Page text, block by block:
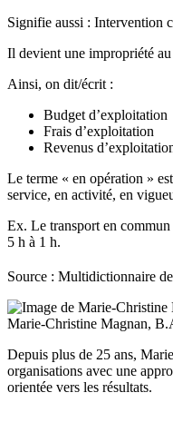
Signifie aussi : Intervention
Il devient une impropriété
Ainsi, on dit/écrit :
Budget d’exploitation
Frais d’exploitation
Revenus
Le terme « en opération »
service, en activité, en
Ex. Le transport en
5 h à 1 h.
Source : Multidictionnaire
Marie-Christine Magnan,
Depuis plus de 25 ans,
organisations avec une
orientée vers les résultats.